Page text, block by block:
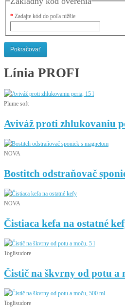
Zadajte kód do poľa nižšie
Pokračovať
Línia PROFI
Plume soft
Aviváž proti zhlukovaniu
NOVA
Bostitch odstraňovač
NOVA
Čistiaca kefa na ostatné
Toglisudore
Čistič na škvrny od potu a
Toglisudore